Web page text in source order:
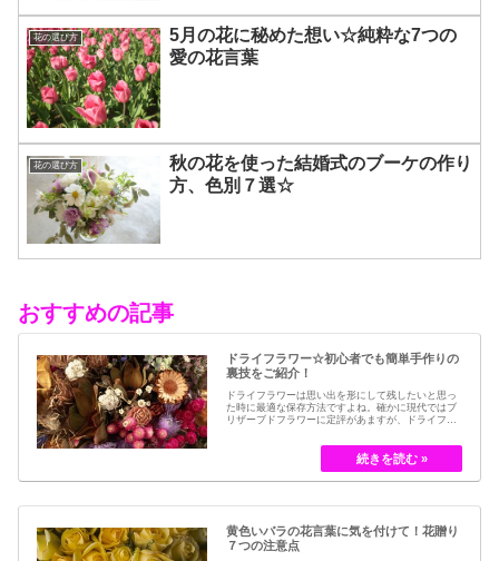
花の選び方
5月の花に秘めた想い☆純粋な7つの
愛の花言葉
花の選び方
秋の花を使った結婚式のブーケの作り
方、色別７選☆
おすすめの記事
ドライフラワー☆初心者でも簡単手作りの
裏技をご紹介！
ドライフラワーは思い出を形にして残したいと思っ
た時に最適な保存方法ですよね。確かに現代ではブ
リザーブドフラワーに定評があますが、ドライフラ
とつです。結婚式のブーケなどに使われた花など、
今では押し花のサービスが有名ですが、昔はドライ
フラワーでも保存されてきました。30代以降の…
黄色いバラの花言葉に気を付けて！花贈り
７つの注意点